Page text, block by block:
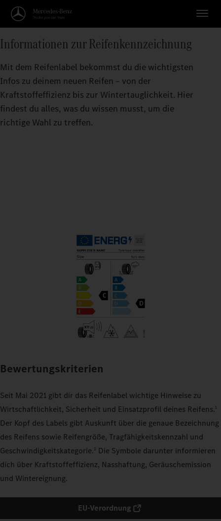
Informationen zur Reifenkennzeichnung
Mit dem Reifenlabel bekommst du die wichtigsten
Infos zu deinem neuen Reifen – von der
Kraftstoffeffizienz bis zur Wintertauglichkeit. Hier
findest du alles, was du wissen musst, um die
richtige Wahl zu treffen.
Bewertungskriterien
Seit Mai 2021 gibt dir das Reifenlabel wichtige Hinweise zu
Wirtschaftlichkeit, Sicherheit und Einsatzprofil deines Reifens.1
Der Kopf des Labels gibt Auskunft über die genaue Bezeichnung
des Reifens sowie Reifengröße, Tragfähigkeitskennzahl und
Geschwindigkeitskategorie.2 Die Symbole darunter informieren
dich über Kraftstoffeffizienz, Nasshaftung, Geräuschemission
und Wintereignung.
EU-Verordnung